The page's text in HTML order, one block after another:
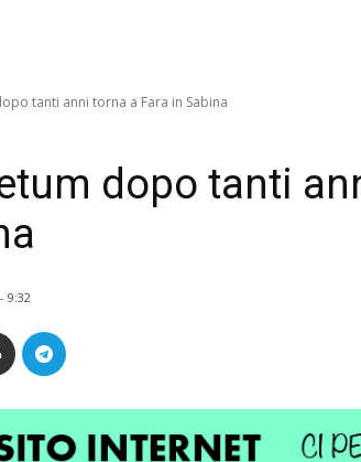
tanti anni torna a Fara in Sabina
dopo tanti
9:32